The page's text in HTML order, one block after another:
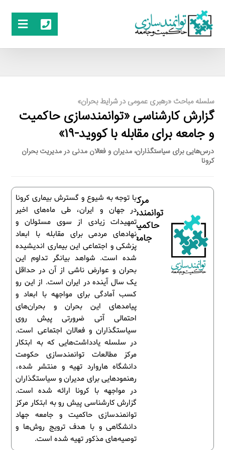
سلسله مباحث «رهبری عمومی در شرایط بحران»
گزارش کارشناسی «توانمندسازی حاکمیت
و جامعه برای مقابله با کووید-۱۹»
درس‌هایی برای سیاستگذاران، مدیران و فعالان مدنی در مدیریت بحران
کرونا
با توجه به شیوع و گسترش بیماری کرونا
در جهان و ایران، طی ماه‌های اخیر
تمهیدات زیادی از سوی مسئولان و
نهادهای مردمی برای مقابله با ابعاد
پزشکی و اجتماعی این بیماری اندیشیده
شده است. شواهد بیانگر تداوم این
بحران و عوارض ناشی از آن در حداقل
یک سال آینده در ایران است. از این رو
کسب آمادگی برای مواجهه با ابعاد و
پیامدهای این بحران و بحران‌های
احتمالی آتی ضرورتی پیش روی
سیاستگذاران و فعالان اجتماعی است.
در سلسله یادداشت‌هایی که به ابتکار
مرکز مطالعات توانمندسازی حکومت
دانشگاه هاروارد تهیه و منتشر شده،
رهنمودهایی برای مدیران و سیاستگذاران
در مواجهه با کرونا ارائه شده است.
گزارش کارشناسی پیش رو به ابتکار مرکز
توانمندسازی حاکمیت و جامعه جهاد
دانشگاهی و با هدف ترویج روش‌ها و
توصیه‌های مذکور تهیه شده است.
مرکز
توانمندسازی
حاکمیت و
جامعه